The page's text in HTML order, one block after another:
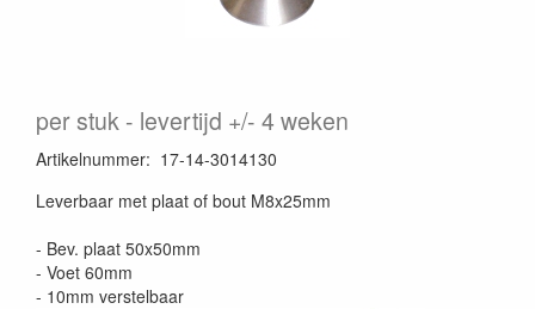
per stuk levertijd +/- 4 weken
Artikelnummer: 17-14-3014130
Leverbaar met plaat of bout M8x25mm
- Bev. plaat 50x50mm
- Voet 60mm
- 10mm verstelbaar